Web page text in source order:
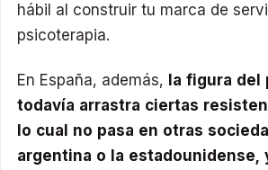
hábil al construir tu marca de
psicoterapia.
En España, además, la figura del
todavía arrastra ciertas
lo cual no pasa en otras
argentina o la estadounidense,